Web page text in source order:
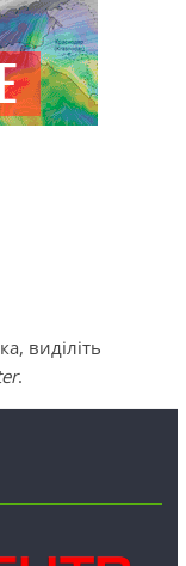
виділіть
.